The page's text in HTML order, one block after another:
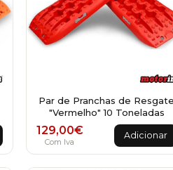
Par de Pranchas de Resgate
"Vermelho" 10 Toneladas
129,00€
Com Iva
Adicionar